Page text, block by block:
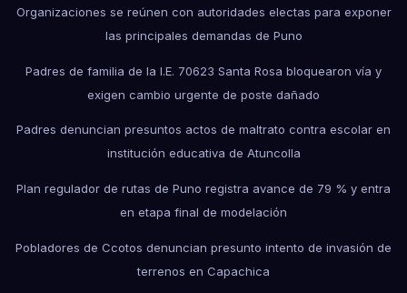
Organizaciones se reúnen con autoridades electas para exponer
las principales demandas de Puno
Padres de familia de la I.E. 70623 Santa Rosa bloquearon vía y
exigen cambio urgente de poste dañado
Padres denuncian presuntos actos de maltrato contra escolar en
institución educativa de Atuncolla
Plan regulador de rutas de Puno registra avance de 79 % y entra
en etapa final de modelación
Pobladores de Ccotos denuncian presunto intento de invasión de
terrenos en Capachica